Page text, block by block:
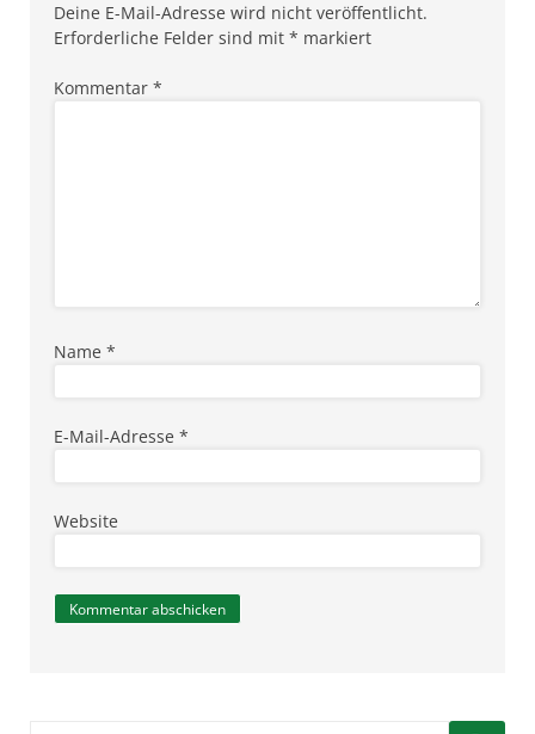
Deine E-Mail-Adresse wird nicht veröffentlicht.
Erforderliche Felder sind mit * markiert
Kommentar *
Name *
E-Mail-Adresse *
Website